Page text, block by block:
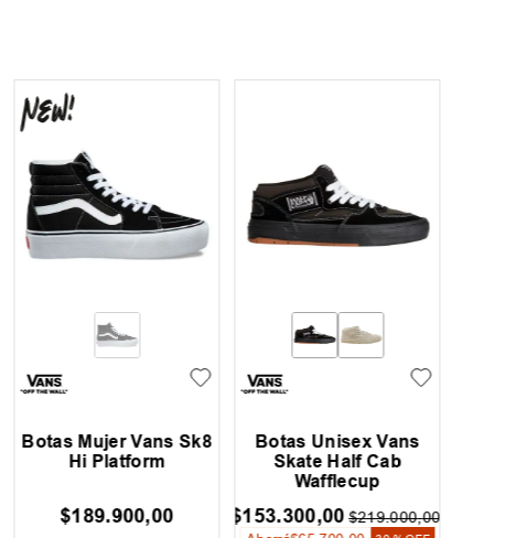
Botas Mujer Vans Sk8
Hi Platform
$189.900,00
Botas Unisex Vans
Skate Half Cab
Wafflecup
$153.300,00 $219.000,00